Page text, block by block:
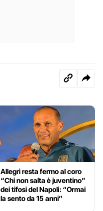
Allegri resta fermo al coro
“Chi non salta è juventino”
dei tifosi del Napoli: “Ormai
la sento da 15 anni”